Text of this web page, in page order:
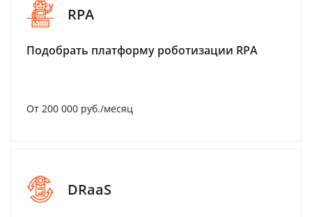
RPA
Подобрать платформу роботизации RPA
От 200 000 руб./месяц
DRaaS